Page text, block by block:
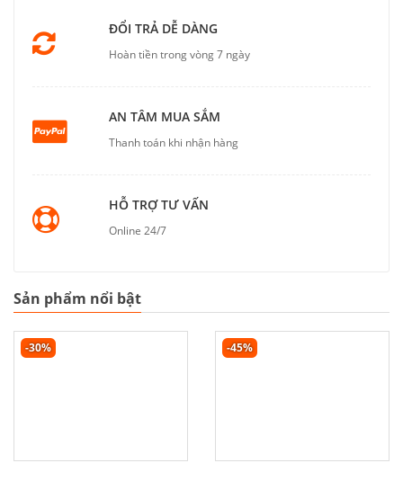
ĐỔI TRẢ DỄ DÀNG
Hoàn tiền trong vòng 7 ngày
AN TÂM MUA SẮM
Thanh toán khi nhận hàng
HỖ TRỢ TƯ VẤN
Online 24/7
Sản phẩm nổi bật
-30% -45%